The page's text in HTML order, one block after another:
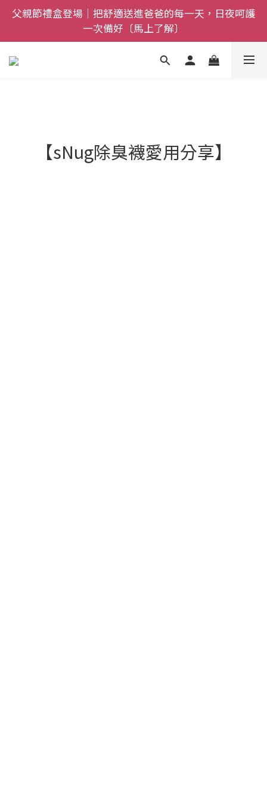
全館$800免運｜任搭８折起｜滿額再送新品-悠哉斑馬
襪〔立即了解〕
父親節禮盒登場｜把舒適送進爸爸的每一天，日夜呵護
一次備好〔馬上了解〕
全館$800免運｜任搭８折起｜滿額再送新品-悠哉斑馬
襪〔立即了解〕
【sNug除臭襪愛用分享】